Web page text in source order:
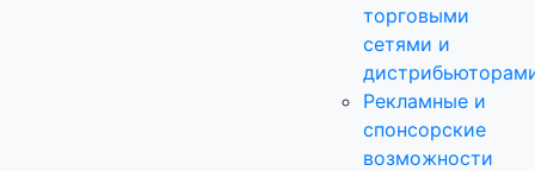
торговыми
сетями и
Рекламные и
спонсорские
возможности